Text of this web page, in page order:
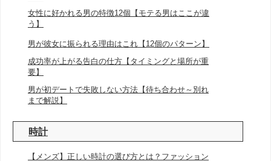
女性に好かれる男の特徴12個【モテる男はここが違
う】
男が彼女に振られる理由はこれ【12個のパターン】
成功率が上がる告白の仕方【タイミングと場所が重
要】
男が初デートで失敗しない方法【待ち合わせ～別れ
まで解説】
時計
【メンズ】正しい時計の選び方とは？ファッション